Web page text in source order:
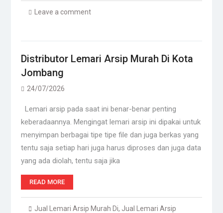
Leave a comment
Distributor Lemari Arsip Murah Di Kota
Jombang
24/07/2026
Lemari arsip pada saat ini benar-benar penting
keberadaannya. Mengingat lemari arsip ini dipakai untuk
menyimpan berbagai tipe tipe file dan juga berkas yang
tentu saja setiap hari juga harus diproses dan juga data
yang ada diolah, tentu saja jika
READ MORE
Jual Lemari Arsip Murah Di, Jual Lemari Arsip